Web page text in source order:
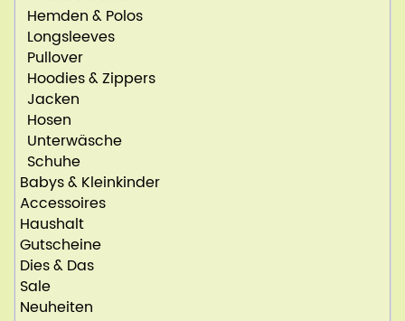
Hemden & Polos
Longsleeves
Pullover
Hoodies & Zippers
Jacken
Hosen
Unterwäsche
Schuhe
Babys & Kleinkinder
Accessoires
Haushalt
Gutscheine
Dies & Das
Sale
Neuheiten